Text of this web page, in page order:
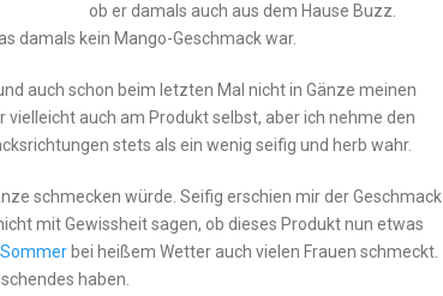
ob er damals auch aus dem Hause Buzz.
damals kein Mango-Geschmack war.
auch schon beim letzten Mal nicht in Gänze meinen
auch am Produkt selbst, aber ich nehme den
stets als ein wenig seifig und herb wahr.
schmecken würde. Seifig erschien mir der Geschmack
mit Gewissheit sagen, ob dieses Produkt nun etwas
Sommer bei heißem Wetter auch vielen Frauen schmeckt.
haben.